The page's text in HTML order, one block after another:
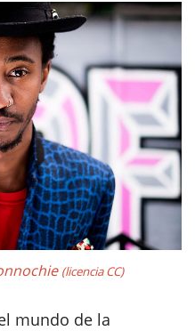
(licencia CC)
mundo de la